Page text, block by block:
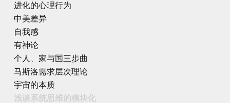
进化的心理行为
中美差异
自我感
有神论
个人、家与国三步曲
马斯洛需求层次理论
宇宙的本质
浅谈系统思维的模块化